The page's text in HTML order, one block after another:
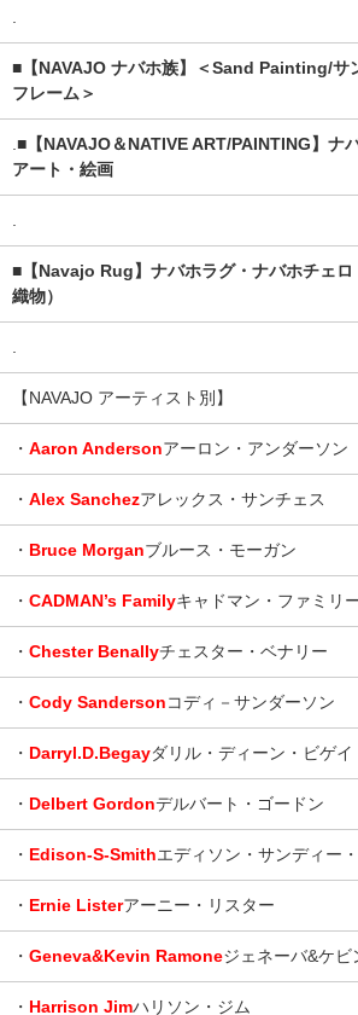
.
■【NAVAJO ナバホ族】＜Sand Painting/サ
フレーム＞
.■【NAVAJO＆NATIVE ART/PAINTING】ナ
アート・絵画
.
■【Navajo Rug】ナバホラグ・ナバホチェロ
織物）
.
【NAVAJO アーティスト別】
・ Aaron Andersonアーロン・アンダーソン
・ Alex Sanchezアレックス・サンチェス
・ Bruce Morganブルース・モーガン
・ CADMAN’s Familyキャドマン・ファミリ
・ Chester Benallyチェスター・ベナリー
・ Cody Sandersonコディ－サンダーソン
・ Darryl.D.Begayダリル・ディーン・ビゲイ
・ Delbert Gordonデルバート・ゴードン
・ Edison-S-Smithエディソン・サンディー
・ Ernie Listerアーニー・リスター
・ Geneva&Kevin Ramoneジェネーバ&ケビ
・ Harrison Jimハリソン・ジム